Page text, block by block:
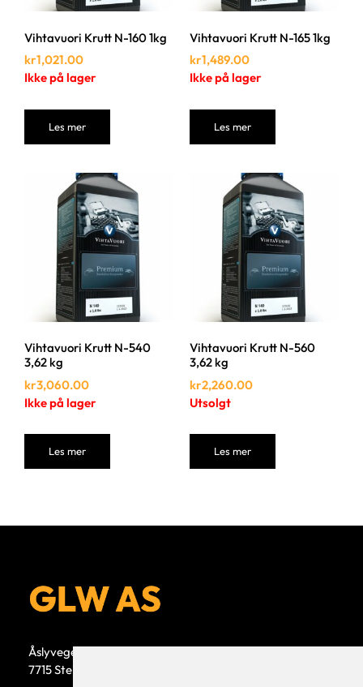
Vihtavuori Krutt N-160 1kg
kr1,021.00
Ikke på lager
Les mer
Vihtavuori Krutt N-165 1kg
kr1,489.00
Ikke på lager
Les mer
Vihtavuori Krutt N-540
3,62 kg
kr3,060.00
Ikke på lager
Les mer
Vihtavuori Krutt N-560
3,62 kg
kr2,260.00
Utsolgt
Les mer
Åslyvegen 5b
7715 Steinkjer